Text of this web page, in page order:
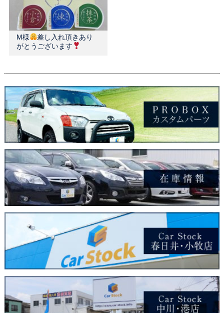
M様
差し入れ頂きあり
がとうございます